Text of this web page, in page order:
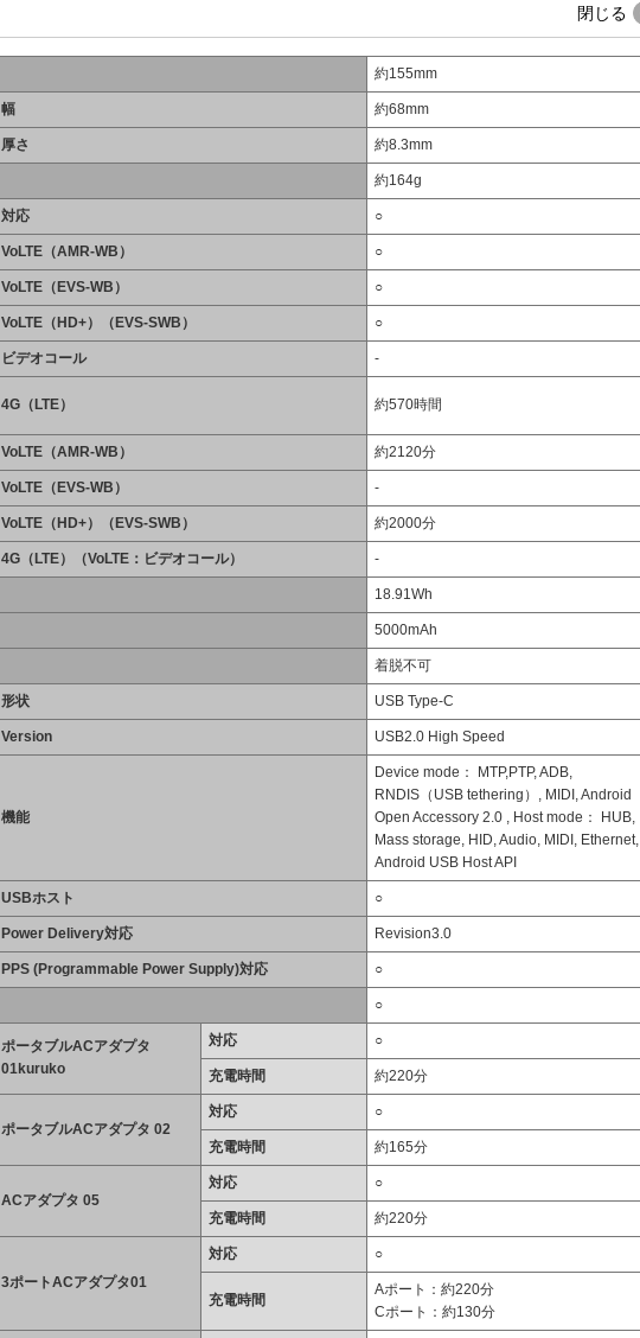
閉じる
約155mm
幅 約68mm
厚さ 約8.3mm
約164g
対応 ○
VoLTE（AMR-WB） ○
VoLTE（EVS-WB） ○
VoLTE（HD+）（EVS-SWB） ○
ビデオコール -
4G（LTE） 約570時間
VoLTE（AMR-WB） 約2120分
VoLTE（EVS-WB） -
VoLTE（HD+）（EVS-SWB） 約2000分
4G（LTE）（VoLTE：ビデオコール） -
18.91Wh
5000mAh
着脱不可
形状 USB Type-C
Version USB2.0 High Speed
機能
Device mode： MTP,PTP, ADB,
RNDIS（USB tethering）, MIDI, Android
Open Accessory 2.0 , Host mode： HUB,
Mass storage, HID, Audio, MIDI, Ethernet,
Android USB Host API
USBホスト ○
Power Delivery対応 Revision3.0
PPS (Programmable Power Supply)対応 ○
○
ポータブルACアダプタ
01kuruko
対応 ○
充電時間 約220分
ポータブルACアダプタ 02
対応 ○
充電時間 約165分
ACアダプタ 05
対応 ○
充電時間 約220分
3ポートACアダプタ01
対応 ○
充電時間
Aポート：約220分
Cポート：約130分